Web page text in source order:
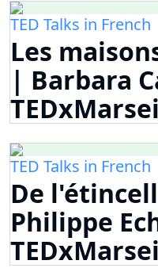
TED Talks in French
Les
| Barbara
TED Talks in French
De
Philippe